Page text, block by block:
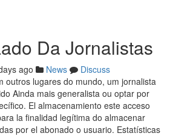
Da Jornalistas
ago News
Discuss
outros lugares do mundo, um jornalista
Ainda mais generalista ou optar por
El almacenamiento este acceso
la finalidad legítima do almacenar
por el abonado o usuario. Estatísticas